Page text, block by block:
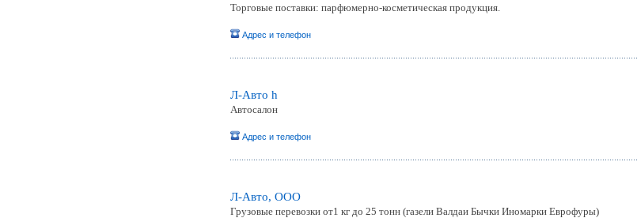
Торговые поставки: парфюмерно-косметическая продукция.
Адрес и телефон
Л-Авто h
Автосалон
Адрес и телефон
Л-Авто, ООО
Грузовые перевозки от1 кг до 25 тонн (газели Валдаи Бычки Иномарки Еврофуры)